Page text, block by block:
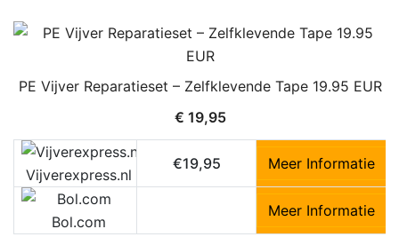
PE Vijver Reparatieset – Zelfklevende Tape 19.95 EUR
€ 19,95
Vijverexpress.nl
€19,95 Meer Informatie
Bol.com
Meer Informatie